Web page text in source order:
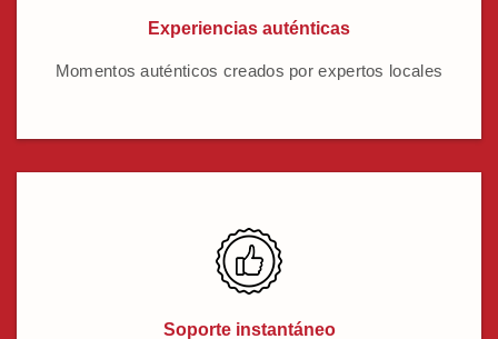
Experiencias auténticas
Momentos auténticos creados por expertos locales
Soporte instantáneo